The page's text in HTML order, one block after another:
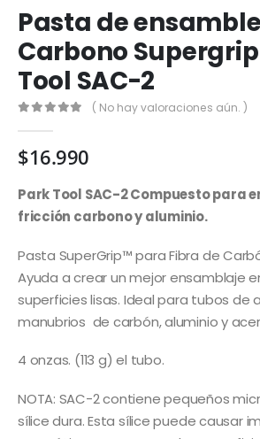
Pasta de
Carbono
Tool SAC-2
( No hay valoraciones aún. )
$16.990
Park Tool SAC-2 Compuesto para
fricción carbono y aluminio.
Pasta SuperGrip™ para Fibra de
Ayuda a crear un mejor ensamblaje
superficies lisas. Ideal para tubos de
manubrios de carbón, aluminio y
4 onzas. (113 g) el tubo.
NOTA: SAC-2 contiene pequeños
sílice dura. Esta sílice puede causar